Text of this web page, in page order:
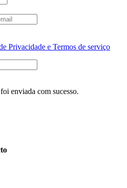
Privacidade e Termos de serviço
enviada com sucesso.